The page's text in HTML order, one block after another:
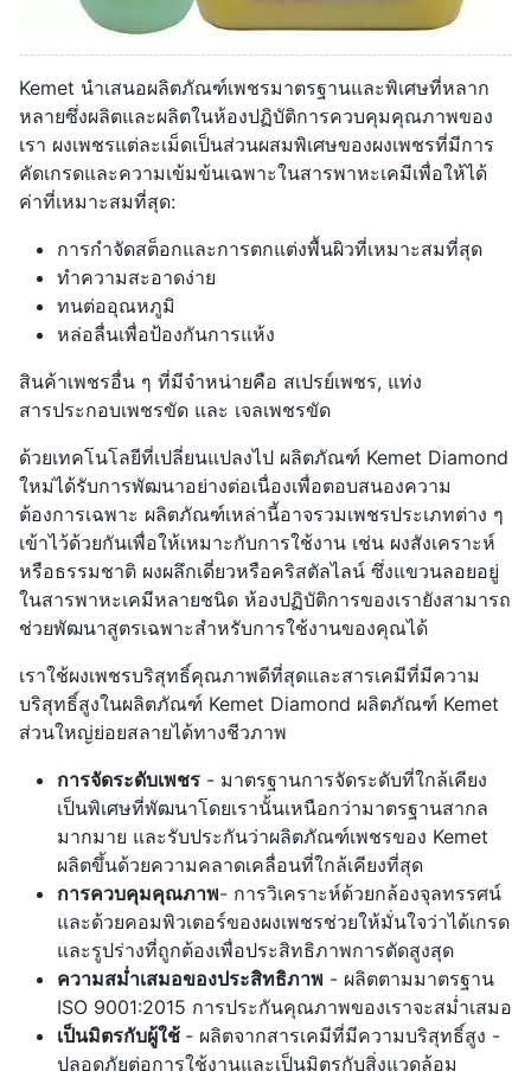
Kemet นำเสนอผลิตภัณฑ์เพชรมาตรฐานและพิเศษที่หลาก
หลายซึ่งผลิตและผลิตในห้องปฏิบัติการควบคุมคุณภาพของ
เรา ผงเพชรแต่ละเม็ดเป็นส่วนผสมพิเศษของผงเพชรที่มีการ
คัดเกรดและความเข้มข้นเฉพาะในสารพาหะเคมีเพื่อให้ได้
ค่าที่เหมาะสมที่สุด:
การกำจัดสต็อกและการตกแต่งพื้นผิวที่เหมาะสมที่สุด
ทำความสะอาดง่าย
ทนต่ออุณหภูมิ
หล่อลื่นเพื่อป้องกันการแห้ง
สินค้าเพชรอื่น ๆ ที่มีจำหน่ายคือ สเปรย์เพชร, แท่ง
สารประกอบเพชรขัด และ เจลเพชรขัด
ด้วยเทคโนโลยีที่เปลี่ยนแปลงไป ผลิตภัณฑ์ Kemet Diamond
ใหม่ได้รับการพัฒนาอย่างต่อเนื่องเพื่อตอบสนองความ
ต้องการเฉพาะ ผลิตภัณฑ์เหล่านี้อาจรวมเพชรประเภทต่าง ๆ
เข้าไว้ด้วยกันเพื่อให้เหมาะกับการใช้งาน เช่น ผงสังเคราะห์
หรือธรรมชาติ ผงผลึกเดี่ยวหรือคริสตัลไลน์ ซึ่งแขวนลอยอยู่
ในสารพาหะเคมีหลายชนิด ห้องปฏิบัติการของเรายังสามารถ
ช่วยพัฒนาสูตรเฉพาะสำหรับการใช้งานของคุณได้
เราใช้ผงเพชรบริสุทธิ์คุณภาพดีที่สุดและสารเคมีที่มีความ
บริสุทธิ์สูงในผลิตภัณฑ์ Kemet Diamond ผลิตภัณฑ์ Kemet
ส่วนใหญ่ย่อยสลายได้ทางชีวภาพ
การจัดระดับเพชร - มาตรฐานการจัดระดับที่ใกล้เคียง
เป็นพิเศษที่พัฒนาโดยเรานั้นเหนือกว่ามาตรฐานสากล
มากมาย และรับประกันว่าผลิตภัณฑ์เพชรของ Kemet
ผลิตขึ้นด้วยความคลาดเคลื่อนที่ใกล้เคียงที่สุด
การควบคุมคุณภาพ- การวิเคราะห์ด้วยกล้องจุลทรรศน์
และด้วยคอมพิวเตอร์ของผงเพชรช่วยให้มั่นใจว่าได้เกรด
และรูปร่างที่ถูกต้องเพื่อประสิทธิภาพการตัดสูงสุด
ความสม่ำเสมอของประสิทธิภาพ - ผลิตตามมาตรฐาน
ISO 9001:2015 การประกันคุณภาพของเราจะสม่ำเสมอ
เป็นมิตรกับผู้ใช้ - ผลิตจากสารเคมีที่มีความบริสุทธิ์สูง -
ปลอดภัยต่อการใช้งานและเป็นมิตรกับสิ่งแวดล้อม